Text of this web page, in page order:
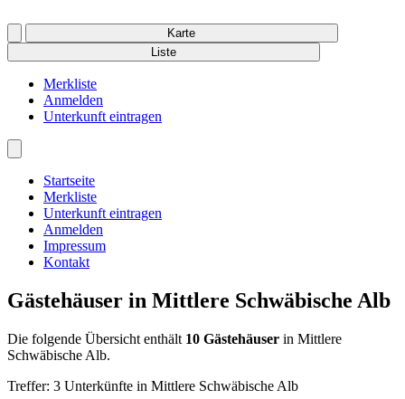
Karte
Liste
Merkliste
Anmelden
Unterkunft eintragen
Startseite
Merkliste
Unterkunft eintragen
Anmelden
Impressum
Kontakt
Gästehäuser in Mittlere Schwäbische Alb
Die folgende Übersicht enthält 10 Gästehäuser in Mittlere
Schwäbische Alb.
Treffer: 3 Unterkünfte in Mittlere Schwäbische Alb